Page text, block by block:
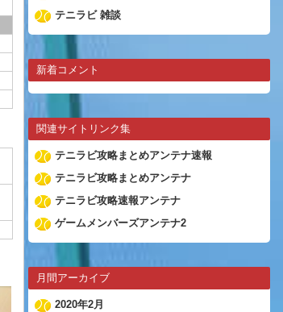
テニラビ 雑談
新着コメント
関連サイトリンク集
テニラビ攻略まとめアンテナ速報
テニラビ攻略まとめアンテナ
テニラビ攻略速報アンテナ
ゲームメンバーズアンテナ2
月間アーカイブ
2020年2月